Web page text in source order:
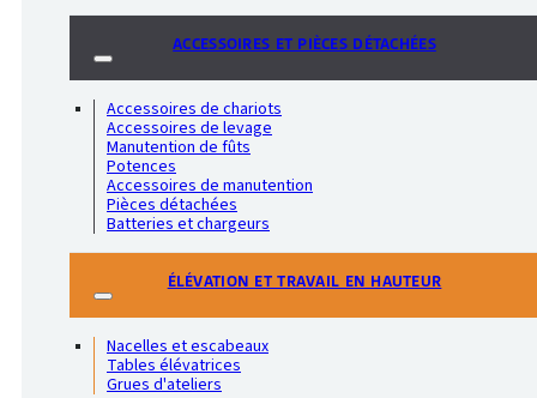
ACCESSOIRES ET PIÈCES DÉTACHÉES
Accessoires de chariots
Accessoires de levage
Manutention de fûts
Potences
Accessoires de manutention
Pièces détachées
Batteries et chargeurs
ÉLÉVATION ET TRAVAIL EN HAUTEUR
Nacelles et escabeaux
Tables élévatrices
Grues d'ateliers